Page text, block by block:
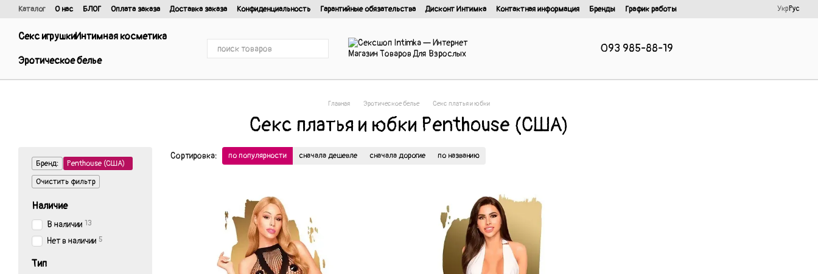
Перейти к основному контенту
Каталог О нас БЛОГ Оплата заказа Доставка заказа Конфиденциальность Гарантийные обязательства Дисконт Интимка Контактная информация Бренды
График работы
УкрРус
Секс игрушкиИнтимная косметика
Эротическое белье
093 985-88-19
Главная Эротическое белье Cекс платья и юбки
Cекс платья и юбки Penthouse (США)
Сортировка: по популярности сначала дешевле сначала дорогие по названию
Бренд:
Penthouse (США)
Очистить фильтр
Наличие
В наличии 13
Нет в наличии 5
Тип